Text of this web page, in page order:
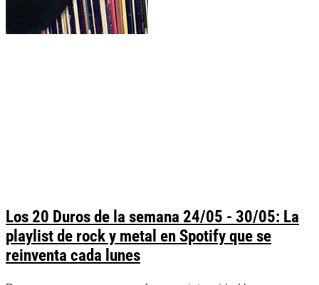
Los 20 Duros de la semana 24/05 - 30/05: La
playlist de rock y metal en Spotify que se
reinventa cada lunes